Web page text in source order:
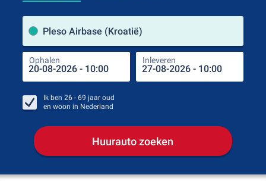
Pleso Airbase (Kroatië)
Ophalen Inleveren
Ik ben 26 - 69 jaar oud
en woon in Nederland
Huurauto zoeken